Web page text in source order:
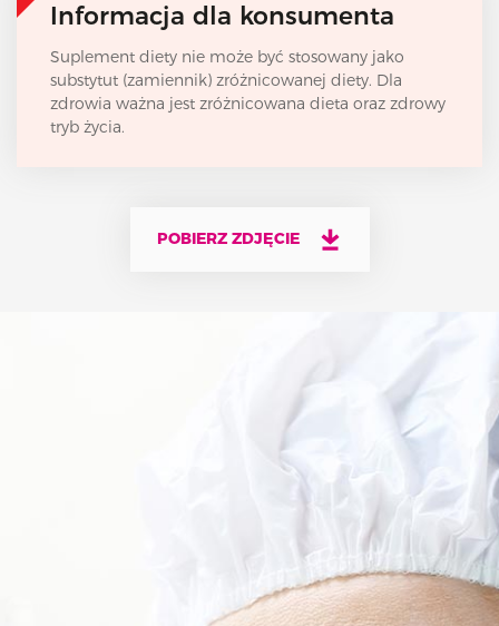
Informacja dla konsumenta
Suplement diety nie może być stosowany jako
substytut (zamiennik) zróżnicowanej diety. Dla
zdrowia ważna jest zróżnicowana dieta oraz zdrowy
tryb życia.
POBIERZ ZDJĘCIE